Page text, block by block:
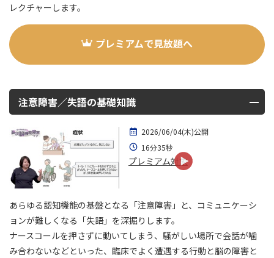
レクチャーします。
プレミアムで見放題へ
注意障害／失語の基礎知識
2026/06/04(木)公開
16分35秒
プレミアム対象
あらゆる認知機能の基盤となる「注意障害」と、コミュニケーシ
ョンが難しくなる「失語」を深掘りします。
ナースコールを押さずに動いてしまう、騒がしい場所で会話が噛
み合わないなどといった、臨床でよく遭遇する行動と脳の障害と